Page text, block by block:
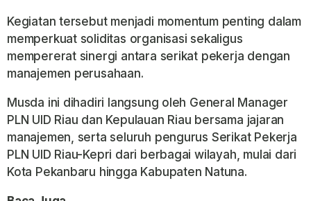
Kegiatan tersebut menjadi momentum penting dalam
memperkuat soliditas organisasi sekaligus
mempererat sinergi antara serikat pekerja dengan
manajemen perusahaan.
Musda ini dihadiri langsung oleh General Manager
PLN UID Riau dan Kepulauan Riau bersama jajaran
manajemen, serta seluruh pengurus Serikat Pekerja
PLN UID Riau-Kepri dari berbagai wilayah, mulai dari
Kota Pekanbaru hingga Kabupaten Natuna.